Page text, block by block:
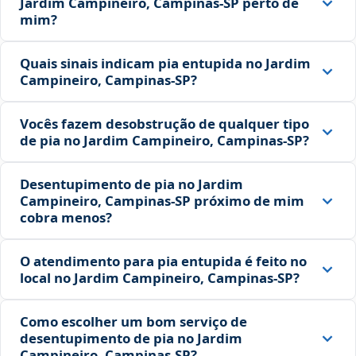
mim?
Quais sinais indicam pia entupida no Jardim
Campineiro, Campinas‑SP?
Vocês fazem desobstrução de qualquer tipo
de pia no Jardim Campineiro, Campinas‑SP?
Desentupimento de pia no Jardim
Campineiro, Campinas‑SP próximo de mim
cobra menos?
O atendimento para pia entupida é feito no
local no Jardim Campineiro, Campinas‑SP?
Como escolher um bom serviço de
desentupimento de pia no Jardim